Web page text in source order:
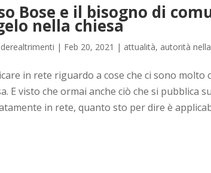
Bose e il bisogno di
nella chiesa
| Feb 20, 2021 | attualità, autorità
in rete riguardo a cose che ci sono
E visto che ormai anche ciò che si pubblica
in rete, quanto sto per dire è